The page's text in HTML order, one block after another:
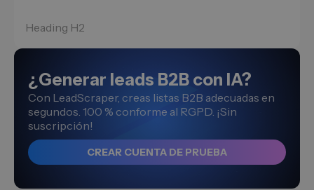
Heading H2
¿Generar leads B2B con IA?
Con LeadScraper, creas listas B2B adecuadas en
segundos. 100 % conforme al RGPD. ¡Sin
suscripción!
CREAR CUENTA DE PRUEBA